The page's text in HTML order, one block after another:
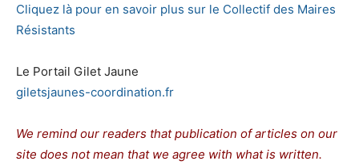
Cliquez là pour en savoir plus sur le Collectif des Maires
Résistants
Le Portail Gilet Jaune
giletsjaunes-coordination.fr
We remind our readers that publication of articles on our
site does not mean that we agree with what is written.